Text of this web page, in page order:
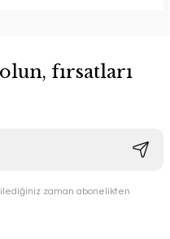
fırsatları
zaman abonelikten